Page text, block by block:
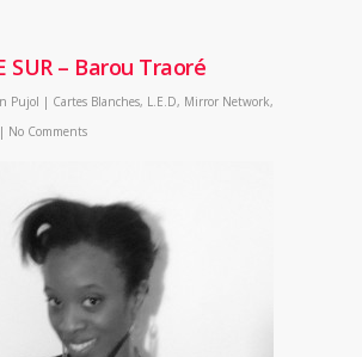
SUR – Barou Traoré
Pujol | Cartes Blanches, L.E.D, Mirror Network,
| No Comments